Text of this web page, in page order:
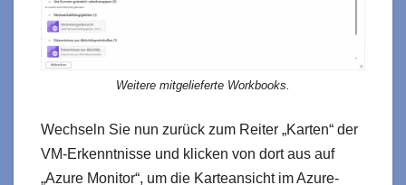
Weitere mitgelieferte Workbooks.
Wechseln Sie nun zurück zum Reiter „Karten“ der
VM-Erkenntnisse und klicken von dort aus auf
„Azure Monitor“, um die Karteansicht im Azure-